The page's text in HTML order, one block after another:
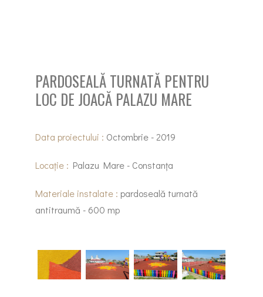
PARDOSEALĂ TURNATĂ PENTRU
LOC DE JOACĂ PALAZU MARE
Data proiectului : Octombrie - 2019
Locație : Palazu Mare - Constanța
Materiale instalate : pardoseală turnată
antitraumă - 600 mp